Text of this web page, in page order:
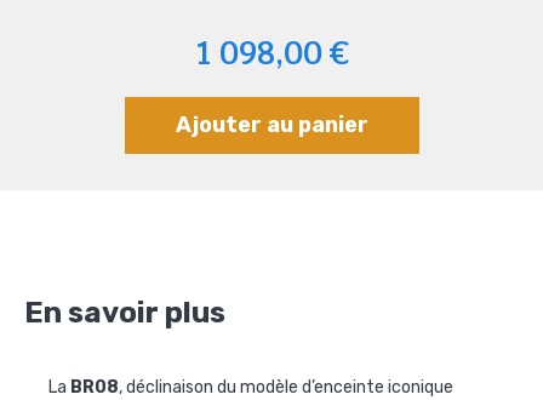
1 098,00 €
Ajouter au panier
En savoir plus
La BR08, déclinaison du modèle d’enceinte iconique